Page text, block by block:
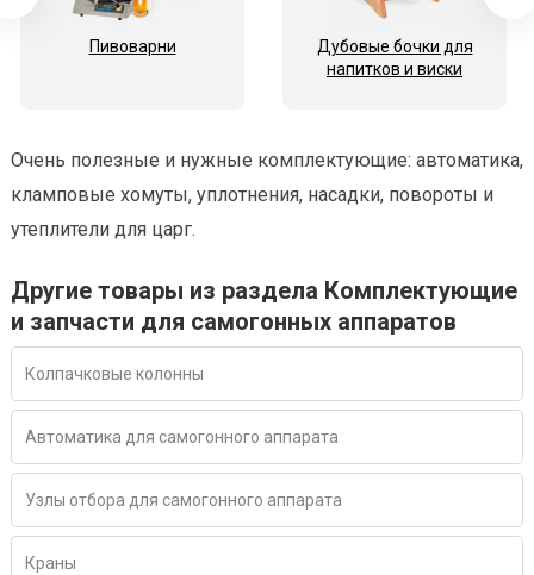
Пивоварни
Дубовые бочки для
напитков и виски
Очень полезные и нужные комплектующие: автоматика,
кламповые хомуты, уплотнения, насадки, повороты и
утеплители для царг.
Другие товары из раздела Комплектующие
и запчасти для самогонных аппаратов
Колпачковые колонны
Автоматика для самогонного аппарата
Узлы отбора для самогонного аппарата
Краны